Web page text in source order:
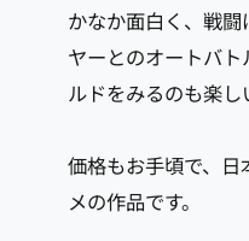
かなか面白く、戦
ヤーとのオートバト
ルドをみるのも楽し
価格もお手頃で、日
メの作品です。